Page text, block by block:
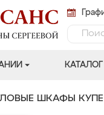
КАТАЛОГ
ШКАФЫ КУПЕ